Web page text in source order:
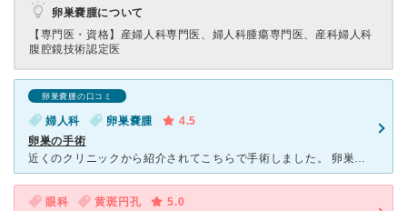
卵巣嚢腫について
【専門医・資格】 産婦人科専門医、婦人科腫瘍専門医、産科婦人科
腹腔鏡技術認定医
卵巣嚢腫の口コミ
婦人科 卵巣嚢腫
4.5
卵巣の手術
近くのクリニックから紹介されてこちらで手術しました。 卵巣腫瘍でした。 予約は最初クリニックでとってもらい、すぐに受診できました。検査して、入院手術となりましたが、 入院中は先生も看護婦さんも丁
眼科 黄斑円孔
5.0